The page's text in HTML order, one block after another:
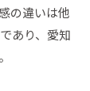
の違いは他
あり、愛知